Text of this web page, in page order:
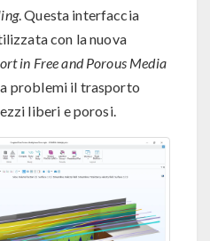
. Questa interfaccia
con la nuova
in Free and Porous Media
problemi il trasporto
liberi e porosi.